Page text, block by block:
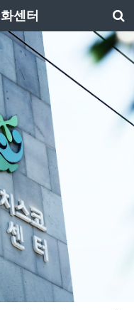
센터